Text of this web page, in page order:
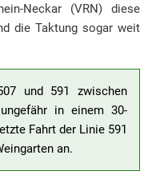
Neckar (VRN) diese
die Taktung sogar weit
und 591 zwischen
in einem 30-
Fahrt der Linie 591
an.